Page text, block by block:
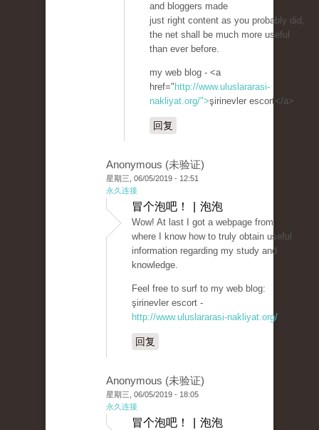
and bloggers made
just right content as you probably did,
the net shall be much more useful
than ever before.
my web blog - <a
href=" http://www.uluslararasi-
nakliyat.org/">şirinevler escort</a>
回复
Anonymous (未验证)
星期三, 06/05/2019 - 12:51
永久连接
冒个泡吧！ | 泡泡
Wow! At last I got a webpage from
where I know how to truly obtain useful
information regarding my study and
knowledge.
Feel free to surf to my web blog:
şirinevler escort -
http://www.uluslararasi-nakliyat.org/
回复
Anonymous (未验证)
星期三, 06/05/2019 - 18:05
永久连接
冒个泡吧！ | 泡泡